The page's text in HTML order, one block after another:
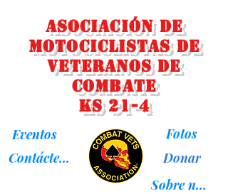
Asociación de
Motociclistas de
Veteranos de
Combate
KS 21-4
Eventos
Contáctenos
Fotos
Donar
Sobre nosotros